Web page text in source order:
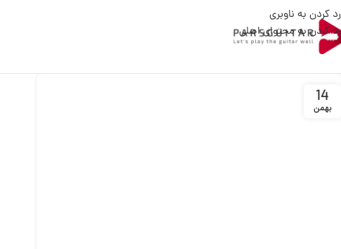
رد کردن به ناوبری
رد کردن به محتوای اصلی
14
بهمن